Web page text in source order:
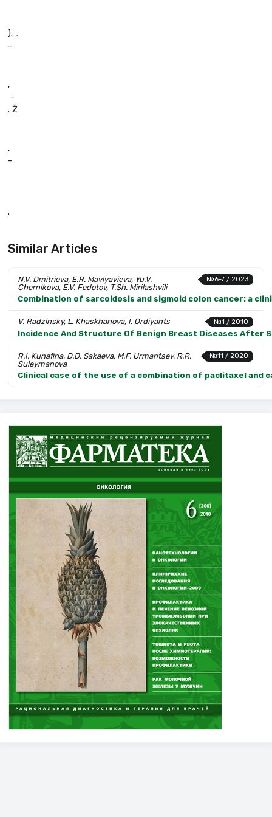
). „
-
,
 -
. Ž
,
-
.
Similar Articles
№6-7 / 2023
N.V. Dmitrieva, E.R. Mavlyavieva, Yu.V.
Chernikova, E.V. Fedotov, T.Sh. Mirilashvili
Combination of sarcoidosis and sigmoid colon cancer: a
№1 / 2010
V. Radzinsky, L. Khaskhanova, I. Ordiyants
Incidence And Structure Of Benign Breast Diseases After
№11 / 2020
R.I. Kunafina, D.D. Sakaeva, M.F. Urmantsev, R.R.
Suleymanova
Clinical case of the use of a combination of paclitaxel